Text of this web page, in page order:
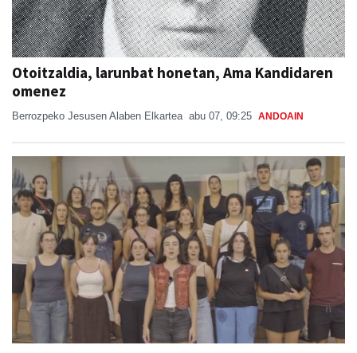
Otoitzaldia, larunbat honetan, Ama Kandidaren
omenez
Berrozpeko Jesusen Alaben Elkartea abu 07, 09:25 ANDOAIN
Burrunba, gazte euskaltzaleen ekimen berria
Beterri-Buruntzan